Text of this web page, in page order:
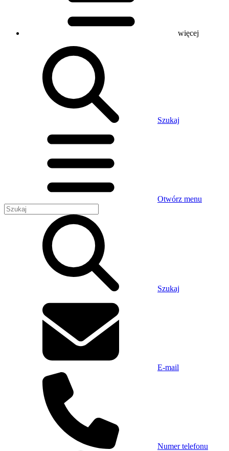
więcej
Szukaj
Otwórz menu
Szukaj
E-mail
Numer telefonu